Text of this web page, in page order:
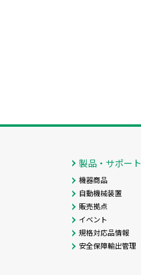
製品・サポート
機器商品
自動機械装置
販売拠点
イベント
規格対応品情報
安全保障輸出管理